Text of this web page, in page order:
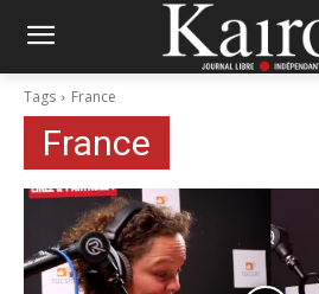
Tags France
France